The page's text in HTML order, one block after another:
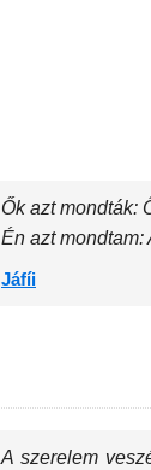
Ők azt mondták:
Én azt mondtam:
Jáfíi
A szerelem